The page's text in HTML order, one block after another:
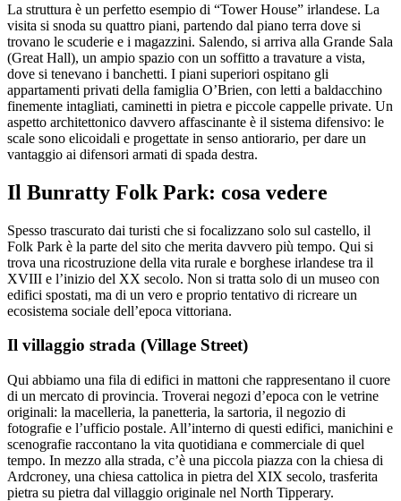
La struttura è un perfetto esempio di “Tower House” irlandese. La
visita si snoda su quattro piani, partendo dal piano terra dove si
trovano le scuderie e i magazzini. Salendo, si arriva alla Grande Sala
(Great Hall), un ampio spazio con un soffitto a travature a vista,
dove si tenevano i banchetti. I piani superiori ospitano gli
appartamenti privati della famiglia O’Brien, con letti a baldacchino
finemente intagliati, caminetti in pietra e piccole cappelle private. Un
aspetto architettonico davvero affascinante è il sistema difensivo: le
scale sono elicoidali e progettate in senso antiorario, per dare un
vantaggio ai difensori armati di spada destra.
Il Bunratty Folk Park: cosa vedere
Spesso trascurato dai turisti che si focalizzano solo sul castello, il
Folk Park è la parte del sito che merita davvero più tempo. Qui si
trova una ricostruzione della vita rurale e borghese irlandese tra il
XVIII e l’inizio del XX secolo. Non si tratta solo di un museo con
edifici spostati, ma di un vero e proprio tentativo di ricreare un
ecosistema sociale dell’epoca vittoriana.
Il villaggio strada (Village Street)
Qui abbiamo una fila di edifici in mattoni che rappresentano il cuore
di un mercato di provincia. Troverai negozi d’epoca con le vetrine
originali: la macelleria, la panetteria, la sartoria, il negozio di
fotografie e l’ufficio postale. All’interno di questi edifici, manichini e
scenografie raccontano la vita quotidiana e commerciale di quel
tempo. In mezzo alla strada, c’è una piccola piazza con la chiesa di
Ardcroney, una chiesa cattolica in pietra del XIX secolo, trasferita
pietra su pietra dal villaggio originale nel North Tipperary.